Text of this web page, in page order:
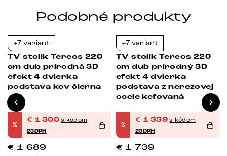
Podobné produkty
+7 variant
TV stolík Tereos 220
cm dub prírodná 3D
efekt 4 dvierka
podstava kov čierna
%
€ 1 300 s kódom
23DPH
€ 1 689
+7 variant
TV stolík Tereos 220
cm dub prírodný 3D
efekt 4 dvierka
podstava z nerezovej
ocele kefovaná
%
€ 1 339 s kódom
23DPH
€ 1 739